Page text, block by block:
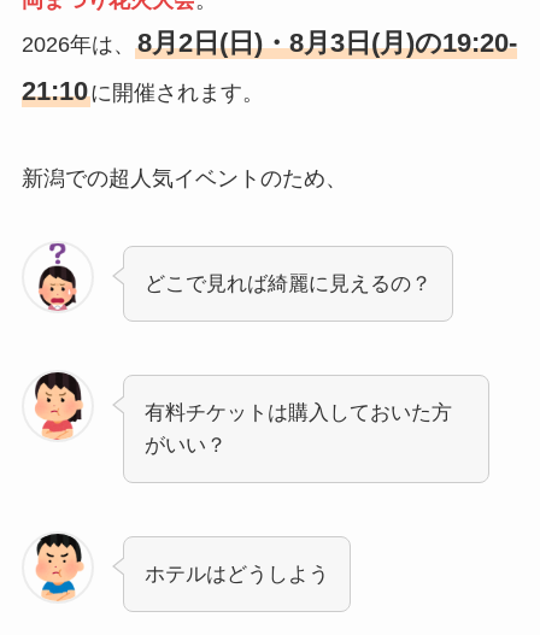
2026年は、 8月2日(日)・8月3日(月)の19:20-
21:10に開催されます。
新潟での超人気イベントのため、
どこで見れば綺麗に見えるの？
有料チケットは購入しておいた方
がいい？
ホテルはどうしよう